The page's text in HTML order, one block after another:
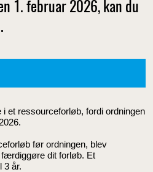
1. februar 2026, kan du
et ressourceforløb, fordi ordningen
før ordningen, blev
dit forløb. Et
3 år.